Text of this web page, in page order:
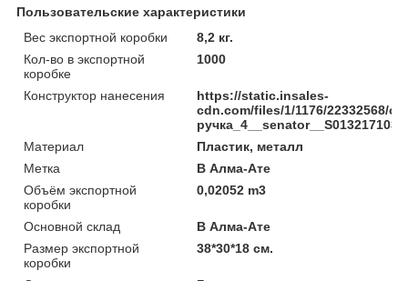
Пользовательские характеристики
Вес экспортной коробки
8,2 кг.
Кол-во в экспортной
коробке
1000
Конструктор нанесения
https://static.insales-
cdn.com/files/1/1176/22332568/
Материал
Пластик, металл
Метка
В Алма-Ате
Объём экспортной
коробки
0,02052 m3
Основной склад
В Алма-Ате
Размер экспортной
коробки
38*30*18 см.